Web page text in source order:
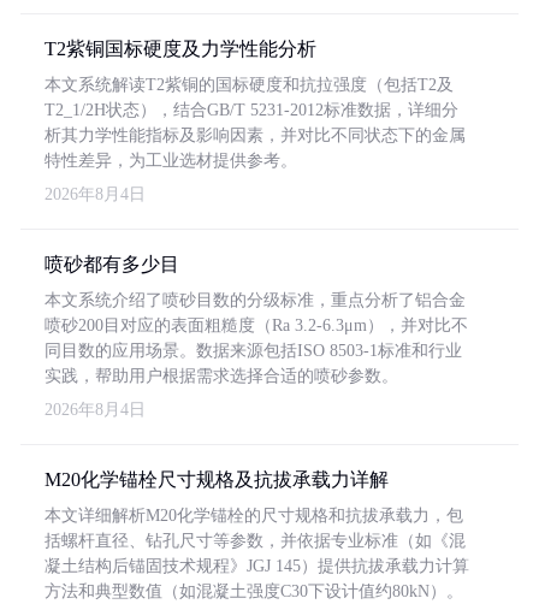
T2紫铜国标硬度及力学性能分析
本文系统解读T2紫铜的国标硬度和抗拉强度（包括T2及
T2_1/2H状态），结合GB/T 5231-2012标准数据，详细分
析其力学性能指标及影响因素，并对比不同状态下的金属
特性差异，为工业选材提供参考。
2026年8月4日
喷砂都有多少目
本文系统介绍了喷砂目数的分级标准，重点分析了铝合金
喷砂200目对应的表面粗糙度（Ra 3.2-6.3μm），并对比不
同目数的应用场景。数据来源包括ISO 8503-1标准和行业
实践，帮助用户根据需求选择合适的喷砂参数。
2026年8月4日
M20化学锚栓尺寸规格及抗拔承载力详解
本文详细解析M20化学锚栓的尺寸规格和抗拔承载力，包
括螺杆直径、钻孔尺寸等参数，并依据专业标准（如《混
凝土结构后锚固技术规程》JGJ 145）提供抗拔承载力计算
方法和典型数值（如混凝土强度C30下设计值约80kN）。